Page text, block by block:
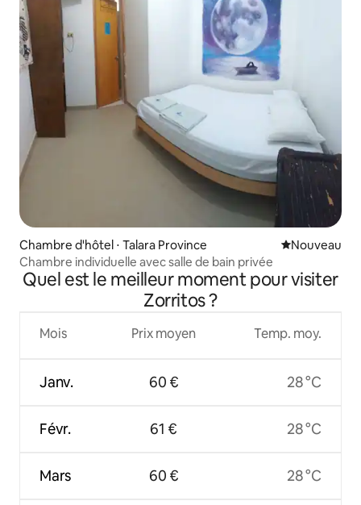
Chambre d'hôtel ⋅ Talara Province Nouvel
Nouveau
Chambre individuelle avec salle de bain privée
Quel est le meilleur moment pour visiter
Zorritos ?
Mois
Janv.
Févr.
Mars
Prix moyen
60 €
61 €
60 €
Temp. moy.
28 °C
28 °C
28 °C